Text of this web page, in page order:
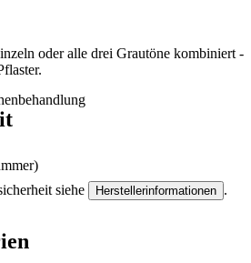
oder alle drei Grautöne kombiniert -
siehe Herstellerinformationen .